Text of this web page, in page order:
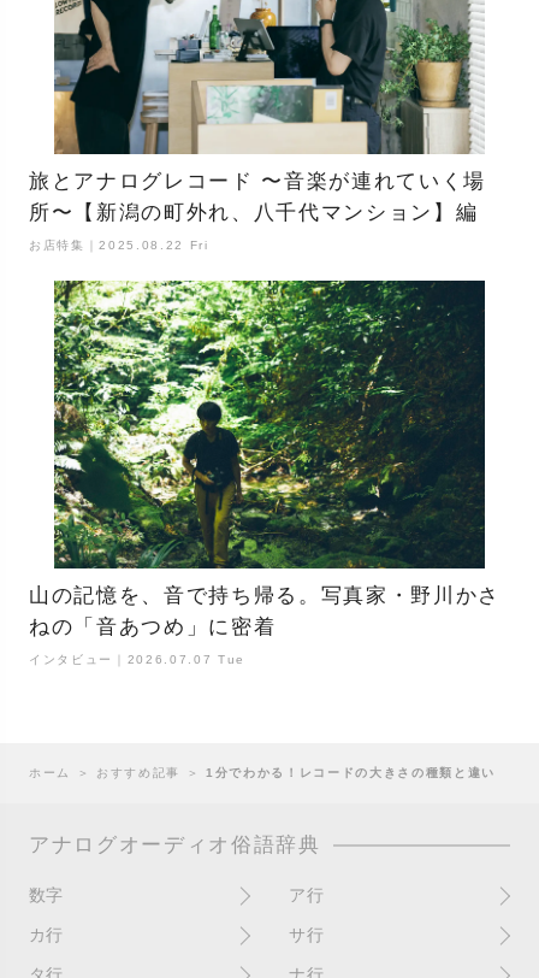
旅とアナログレコード 〜音楽が連れていく場
所〜【新潟の町外れ、八千代マンション】編
お店特集｜2025.08.22 Fri
山の記憶を、音で持ち帰る。写真家・野川かさ
ねの「音あつめ」に密着
インタビュー｜2026.07.07 Tue
ホーム ＞ おすすめ記事 ＞1分でわかる！レコードの大きさの種類と違い
アナログオーディオ俗語辞典
数字
10インチ
ア行
RPM(33,45)
カ行
書き込み
サ行
サイン